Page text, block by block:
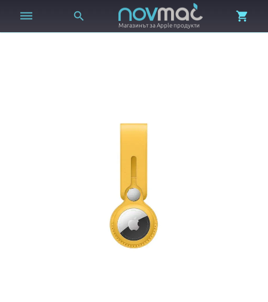
 
Магазинът за Apple продукти
